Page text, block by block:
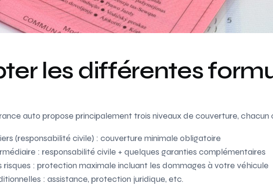
les différentes
auto propose principalement trois niveaux de couverture,
(responsabilité civile) : couverture minimale obligatoire
: responsabilité civile + quelques garanties complémentaires
risques : protection maximale incluant les dommages à votre véhicule
: assistance, protection juridique, etc.